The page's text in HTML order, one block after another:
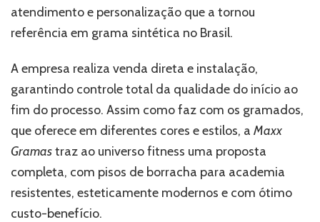
atendimento e personalização que a tornou
referência em grama sintética no Brasil.
A empresa realiza venda direta e instalação,
garantindo controle total da qualidade do início ao
fim do processo. Assim como faz com os gramados,
que oferece em diferentes cores e estilos, a Maxx
Gramastraz ao universo fitness uma proposta
completa, com pisos de borracha para academia
resistentes, esteticamente modernos e com ótimo
custo-benefício.